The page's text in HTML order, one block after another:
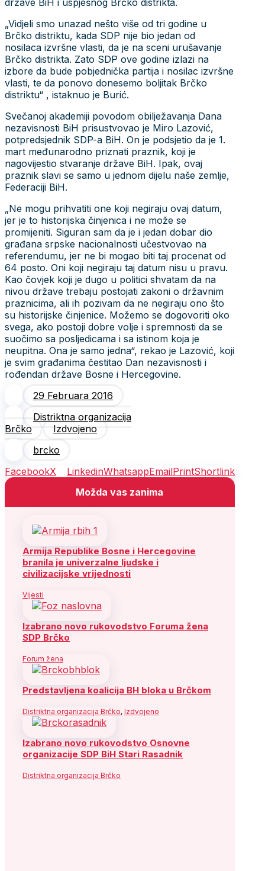
„Vidjeli smo unazad nešto više od tri godine u
Brčko distriktu, kada SDP nije bio jedan od
nosilaca izvršne vlasti, da je na sceni urušavanje
Brčko distrikta. Zato SDP ove godine izlazi na
izbore da bude pobjednička partija i nosilac izvršne
vlasti, te da ponovo donesemo boljitak Brčko
distriktu“ , istaknuo je Burić.
Svečanoj akademiji povodom obilježavanja Dana
nezavisnosti BiH prisustvovao je Miro Lazović,
potpredsjednik SDP-a BiH. On je podsjetio da je 1.
mart međunarodno priznati praznik, koji je
nagovijestio stvaranje države BiH. Ipak, ovaj
praznik slavi se samo u jednom dijelu naše zemlje,
Federaciji BiH.
„Ne mogu prihvatiti one koji negiraju ovaj datum,
jer je to historijska činjenica i ne može se
promijeniti. Siguran sam da je i jedan dobar dio
građana srpske nacionalnosti učestvovao na
referendumu, jer ne bi mogao biti taj procenat od
64 posto. Oni koji negiraju taj datum nisu u pravu.
Kao čovjek koji je dugo u politici shvatam da na
nivou države trebaju postojati zakoni o državnim
praznicima, ali ih pozivam da ne negiraju ono što
su historijske činjenice. Možemo se dogovoriti oko
svega, ako postoji dobre volje i spremnosti da se
suočimo sa posljedicama i sa istinom koja je
neupitna. Ona je samo jedna“, rekao je Lazović, koji
je svim građanima čestitao Dan nezavisnosti i
rođendan države Bosne i Hercegovine.
29 Februara 2016
Distriktna organizacija
Brčko
Izdvojeno
brcko
FacebookX LinkedinWhatsappEmailPrintShortlink
Možda vas zanima
Armija Republike Bosne i Hercegovine
branila je univerzalne ljudske i
civilizacijske vrijednosti
Vijesti
Izabrano novo rukovodstvo Foruma žena
SDP Brčko
Forum žena
Predstavljena koalicija BH bloka u Brčkom
Distriktna organizacija Brčko, Izdvojeno
Izabrano novo rukovodstvo Osnovne
organizacije SDP BiH Stari Rasadnik
Distriktna organizacija Brčko